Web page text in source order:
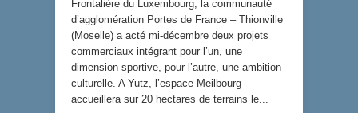
Frontalière du Luxembourg, la communauté
d’agglomération Portes de France – Thionville
(Moselle) a acté mi-décembre deux projets
commerciaux intégrant pour l’un, une
dimension sportive, pour l’autre, une ambition
culturelle. A Yutz, l’espace Meilbourg
accueillera sur 20 hectares de terrains le...